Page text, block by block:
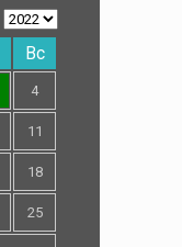
Вс
4
11
18
25